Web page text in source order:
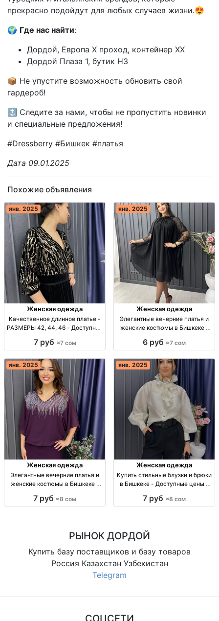
прекрасно подойдут для любых случаев жизни.😍
🌍 Где нас найти:
Дордой, Европа X проход, контейнер XX
Дордой Плаза 1, бутик H3
📦 Не упустите возможность обновить свой
гардероб!
🔝 Следите за нами, чтобы не пропустить новинки
и специальные предложения!
#Dressberry #Бишкек #платья
Дата 09.01.2025
Похожие объявления
янв. 2025
Женская одежда
Качественное длинное платье -
РАЗМЕРЫ 42, 44, 46 - Доступная
42-46, скидка 10%. Розничная
7 руб ≈7 сом
янв. 2025
Женская одежда
Элегантные вечерние платья и
женские костюмы в Бишкеке -
платья 42/44, цена 6.800 сом,
6 руб ≈7 сом
янв. 2025
Женская одежда
Элегантные вечерние платья и
женские костюмы в Бишкеке -
7.500 сом. Стильные платья и
7 руб ≈8 сом
янв. 2025
Женская одежда
Купить стильные блузки и брюки
в Бишкеке - Доступные цены и
42-48, скидка 10%, цена 7.600
7 руб ≈8 сом
РЫНОК ДОРДОЙ
Купить базу поставщиков и базу товаров
Россия Казахстан Узбекистан
Telegram
СОЦСЕТИ